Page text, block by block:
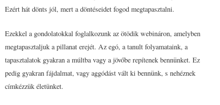
Ezért hát dönts jól, mert a döntéseidet fogod megtapasztalni.
Ezekkel a gondolatokkal foglalkozunk az ötödik webináron, amelyben
megtapasztaljuk a pillanat erejét. Az egó, a tanult folyamataink, a
tapasztalatok gyakran a múltba vagy a jövőbe repítenek bennünket. Ez
pedig gyakran fájdalmat, vagy aggódást vált ki bennünk, s nehéznek
címkézzük életünket.